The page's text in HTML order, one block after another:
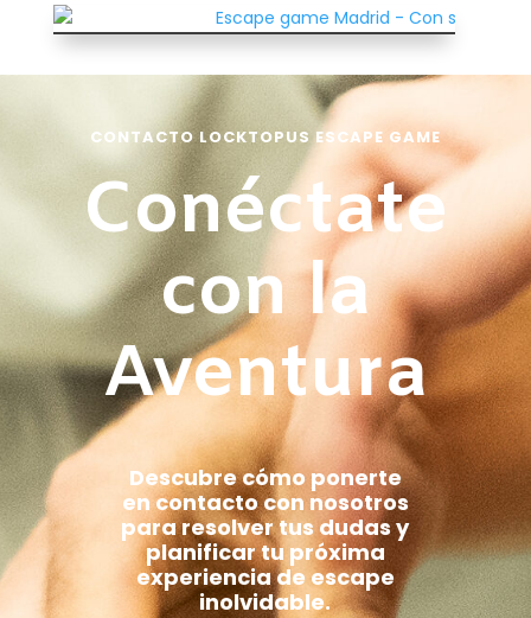
CONTACTO LOCKTOPUS ESCAPE GAME
Conéctate
con la
Aventura
Descubre cómo ponerte
en contacto con nosotros
para resolver tus dudas y
planificar tu próxima
experiencia de escape
inolvidable.